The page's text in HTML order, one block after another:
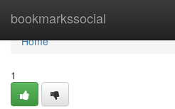
bookmarkssocial
Home
Home
1